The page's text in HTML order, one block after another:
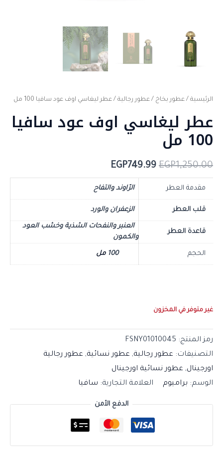
الرئيسية / عطور بخاخ / عطور رجالية / عطر ليغاسي اوف عود سافيا 100 مل
عطر ليغاسي اوف عود سافيا
100 مل
EGP1,250.00
EGP749.99
مقدمة العطر الرّاوند والتفاح
قلب العطر الزعفران والورد
قاعدة العطر
العنبر والنفحات الشذية وخشب العود
والكمون
الحجم 100 مل
غير متوفر في المخزون
رمز المنتج: FSNY01010045
التصنيفات: عطور رجالية, عطور نسائية, عطور رجالية
اورجينال, عطور نسائية اورجينال
الوسم: براميوم العلامة التجارية: سافيا
الدفع الأمن